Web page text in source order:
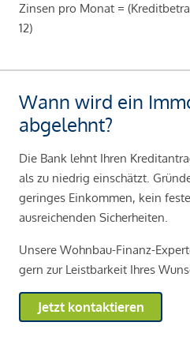
Zinsen pro Monat =
12)
Wann wird ein
abgelehnt?
Die Bank lehnt Ihren
als zu niedrig einschätzt.
geringes Einkommen, kein
ausreichenden Sicherheiten.
Unsere Wohnbau-Finanz-
gern zur Leistbarkeit Ihres
Jetzt kontaktieren